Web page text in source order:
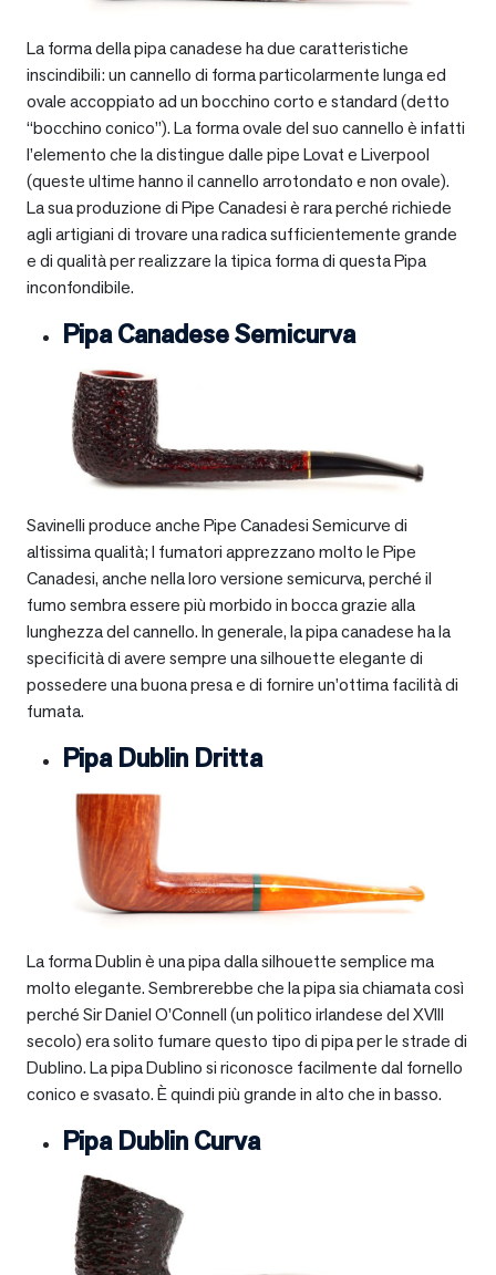
La forma della pipa canadese ha due caratteristiche
inscindibili: un cannello di forma particolarmente lunga ed
ovale accoppiato ad un bocchino corto e standard (detto
“bocchino conico”). La forma ovale del suo cannello è infatti
l’elemento che la distingue dalle pipe Lovat e Liverpool
(queste ultime hanno il cannello arrotondato e non ovale).
La sua produzione di Pipe Canadesi è rara perché richiede
agli artigiani di trovare una radica sufficientemente grande
e di qualità per realizzare la tipica forma di questa Pipa
inconfondibile.
Pipa Canadese Semicurva
Savinelli produce anche Pipe Canadesi Semicurve di
altissima qualità; I fumatori apprezzano molto le Pipe
Canadesi, anche nella loro versione semicurva, perché il
fumo sembra essere più morbido in bocca grazie alla
lunghezza del cannello. In generale, la pipa canadese ha la
specificità di avere sempre una silhouette elegante di
possedere una buona presa e di fornire un’ottima facilità di
fumata.
Pipa Dublin Dritta
La forma Dublin è una pipa dalla silhouette semplice ma
molto elegante. Sembrerebbe che la pipa sia chiamata così
perché Sir Daniel O’Connell (un politico irlandese del XVIII
secolo) era solito fumare questo tipo di pipa per le strade di
Dublino. La pipa Dublino si riconosce facilmente dal fornello
conico e svasato. È quindi più grande in alto che in basso.
Pipa Dublin Curva